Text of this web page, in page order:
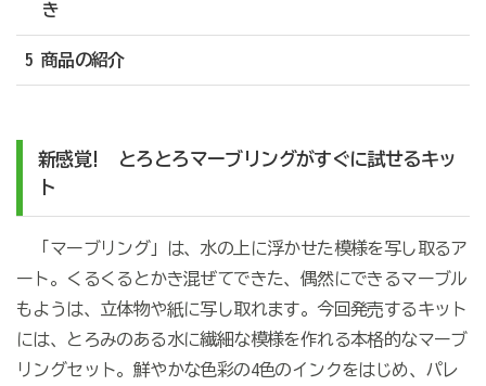
き
5 商品の紹介
新感覚! とろとろマーブリングがすぐに試せるキッ
ト
「マーブリング」は、水の上に浮かせた模様を写し取るア
ート。くるくるとかき混ぜてできた、偶然にできるマーブル
もようは、立体物や紙に写し取れます。今回発売するキット
には、とろみのある水に繊細な模様を作れる本格的なマーブ
リングセット。鮮やかな色彩の4色のインクをはじめ、パレ